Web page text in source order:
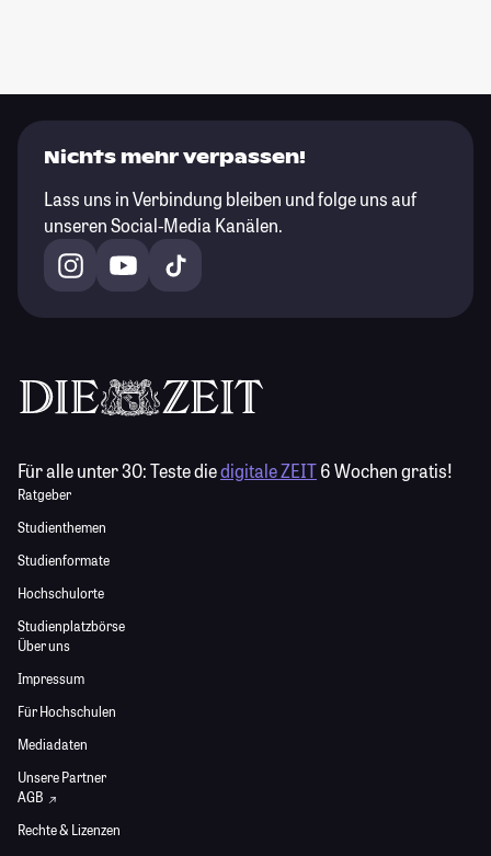
Nichts mehr verpassen!
Lass uns in Verbindung bleiben und folge uns auf
unseren Social-Media Kanälen.
Für alle unter 30:Teste diedigitale ZEIT6 Wochen gratis!
Ratgeber
Studienthemen
Studienformate
Hochschulorte
Studienplatzbörse
Über uns
Impressum
Für Hochschulen
Mediadaten
Unsere Partner
AGB
Rechte & Lizenzen